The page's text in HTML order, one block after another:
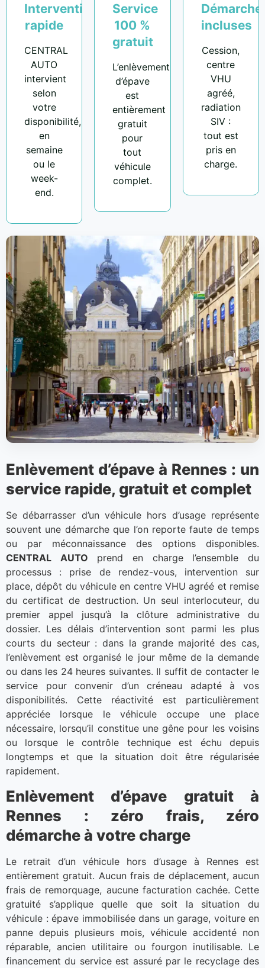
Intervention
rapide
CENTRAL
AUTO
intervient
selon
votre
disponibilité,
en
semaine
ou le
week-
end.
Service
100 %
gratuit
L’enlèvement
d’épave
est
entièrement
gratuit
pour
tout
véhicule
complet.
incluses
Cession,
centre
VHU
agréé,
radiation
SIV :
tout est
pris en
charge.
Enlèvement d’épave à Rennes : un
service rapide, gratuit et complet
Se débarrasser d’un véhicule hors d’usage représente
souvent une démarche que l’on reporte faute de temps
ou par méconnaissance des options disponibles.
CENTRAL AUTO prend en charge l’ensemble du
processus : prise de rendez-vous, intervention sur
place, dépôt du véhicule en centre VHU agréé et remise
du certificat de destruction. Un seul interlocuteur, du
premier appel jusqu’à la clôture administrative du
dossier. Les délais d’intervention sont parmi les plus
courts du secteur : dans la grande majorité des cas,
l’enlèvement est organisé le jour même de la demande
ou dans les 24 heures suivantes. Il suffit de contacter le
service pour convenir d’un créneau adapté à vos
disponibilités. Cette réactivité est particulièrement
appréciée lorsque le véhicule occupe une place
nécessaire, lorsqu’il constitue une gêne pour les voisins
ou lorsque le contrôle technique est échu depuis
longtemps et que la situation doit être régularisée
rapidement.
Enlèvement d’épave gratuit à
Rennes : zéro frais, zéro
démarche à votre charge
Le retrait d’un véhicule hors d’usage à Rennes est
entièrement gratuit. Aucun frais de déplacement, aucun
frais de remorquage, aucune facturation cachée. Cette
gratuité s’applique quelle que soit la situation du
véhicule : épave immobilisée dans un garage, voiture en
panne depuis plusieurs mois, véhicule accidenté non
réparable, ancien utilitaire ou fourgon inutilisable. Le
financement du service est assuré par le recyclage des